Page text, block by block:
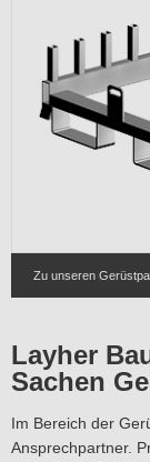
Zu unseren
Layher
Sachen
Im Bereich der
Ansprechpartner.